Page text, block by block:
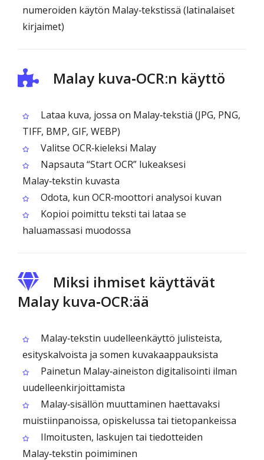
numeroiden käytön Malay‑tekstissä (latinalaiset
kirjaimet)
Malay kuva‑OCR:n käyttö
Lataa kuva, jossa on Malay‑tekstiä (JPG, PNG,
TIFF, BMP, GIF, WEBP)
Valitse OCR‑kieleksi Malay
Napsauta “Start OCR” lukeaksesi
Malay‑tekstin kuvasta
Odota, kun OCR‑moottori analysoi kuvan
Kopioi poimittu teksti tai lataa se
haluamassasi muodossa
Miksi ihmiset käyttävät
Malay kuva‑OCR:ää
Malay‑tekstin uudelleenkäyttö julisteista,
esityskalvoista ja somen kuvakaappauksista
Painetun Malay‑aineiston digitalisointi ilman
uudelleenkirjoittamista
Malay‑sisällön muuttaminen haettavaksi
muistiinpanoissa, opiskelussa tai tietopankeissa
Ilmoitusten, laskujen tai tiedotteiden
Malay‑tekstin poimiminen